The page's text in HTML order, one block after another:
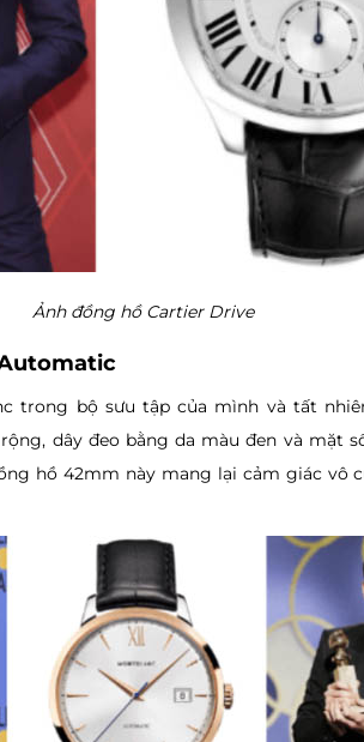
Ảnh đồng hồ Cartier Drive
trong bộ sưu tập của mình và tất
dây đeo bằng da màu đen và mặt
hồ 42mm này mang lại cảm giác vô